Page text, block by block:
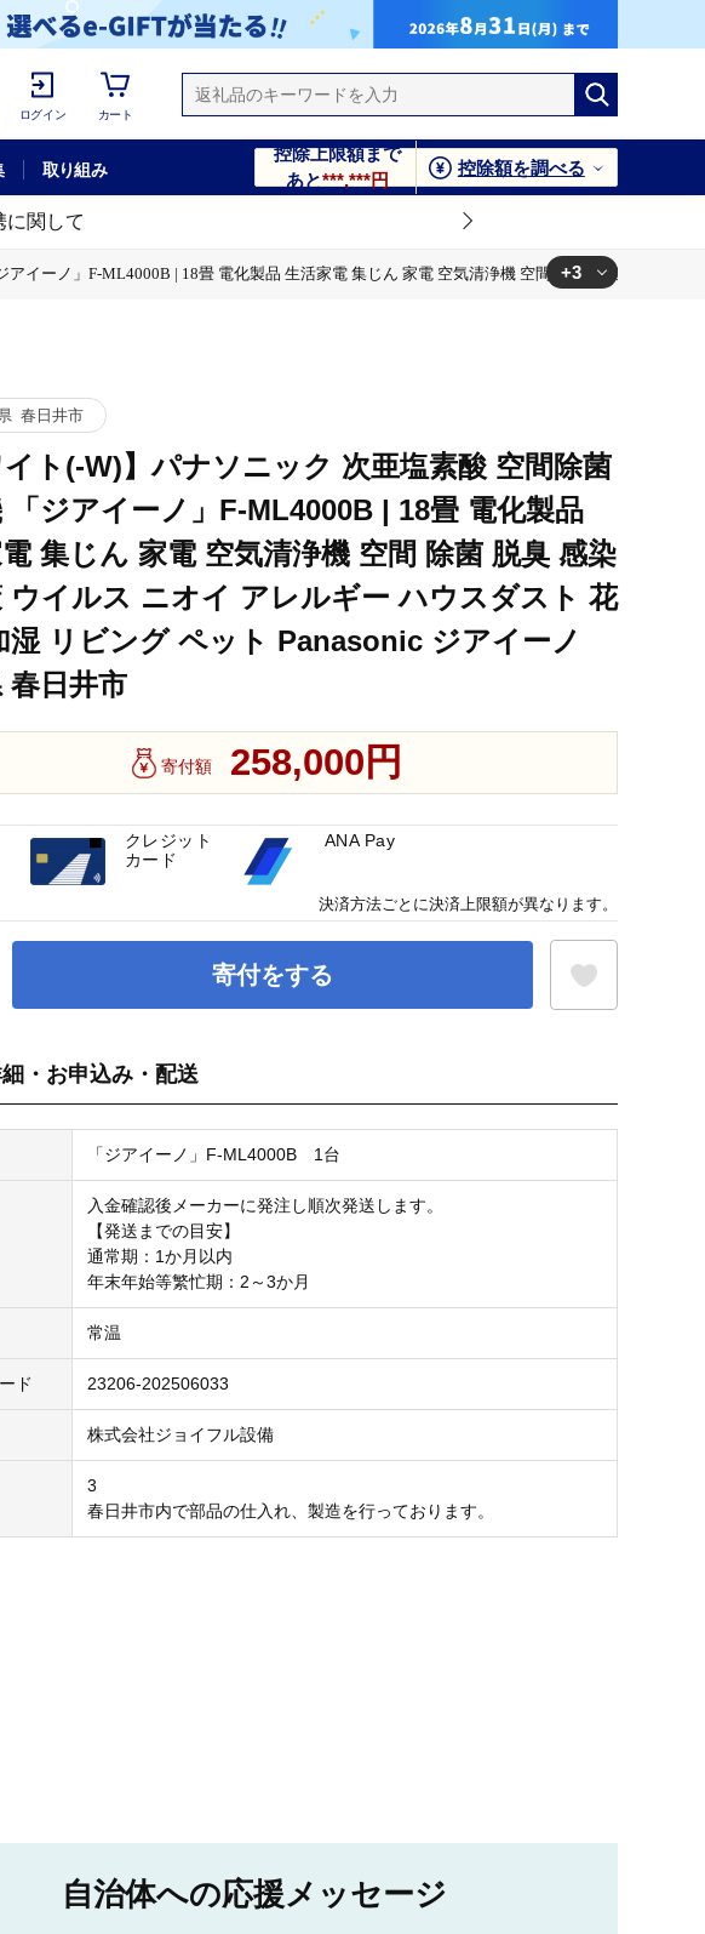
ログイン カート
取り組み
控除上限額まで
あと***,***円
控除額を調べる
に関して
アイーノ」F-ML4000B | 18畳 電化製品 生活家電 集じん 家電 空気清浄機 空間 除菌 脱臭 感染症
空気清浄機 空間 除菌 脱臭 感染症対策 ウイルス ニオイ アレルギー ハウスダスト
電 空気清浄機 空間 除菌 脱臭 感染症対策 ウイルス ニオイ アレルギー ハウスダスト
+3
春日井市
イト(-W)】パナソニック 次亜塩素酸 空間除菌
「ジアイーノ」F-ML4000B | 18畳 電化製品
集じん 家電 空気清浄機 空間 除菌 脱臭 感染
ウイルス ニオイ アレルギー ハウスダスト 花
湿 リビング ペット Panasonic ジアイーノ
春日井市
寄付額 258,000円
寄付をする
・お申込み・配送
「ジアイーノ」F-ML4000B 1台
入金確認後メーカーに発注し順次発送します。
【発送までの目安】
通常期：1か月以内
年末年始等繁忙期：2～3か月
常温
ド 23206-202506033
株式会社ジョイフル設備
3
春日井市内で部品の仕入れ、製造を行っております。
クレジット
カード
ANA Pay
決済方法ごとに決済上限額が異なります。
自治体への応援メッセージ